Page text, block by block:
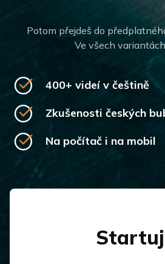
Potom přejdeš do
Ve všech
400+ videí v češtině
Zkušenosti českých
Na počítač i na mobil